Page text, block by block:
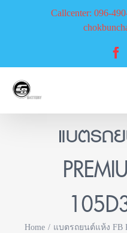
Callcenter: 096-
แบตรถ
Home แบตรถยนต์แห้ง FB